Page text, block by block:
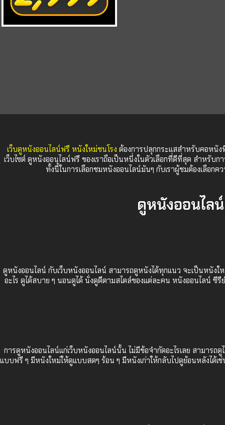
เว็บดูหนังออนไลน์ฟรี หนังใหม่ชนโรง ต้องการปลุกกระแสสำหรับคอหนั
เว็บไซต์ ดูหนังออนไลน์ฟรี ของเราถือเป็นหนึ่งในตัวเลือกที่ดีที่สุด สำหรับ
ทั้งนี้ในการเลือกชมหนังออนไลน์มันๆ กับเราผู้ชมต้องเลือก
ดูหนังออนไล
ดูหนังออนไลน์ กับเว็บหนังออนไลน์ สามารถดูหนังได้ทุกแนว จะเป็นหนังใ
อะไร ดูได้สบาย ๆ นอนดูได้ นั่งดูดีตามสไตล์ของแต่ละคน หนังออนไลน์
การดูหนังออนไลน์แก่เว็บหนังออนไลน์นั้น ไม่มีข้อจำกัดอะไรเลย สามารถ
แบบฟรี ๆ มีหนังใหม่ให้ดูแบบสดๆ ร้อน ๆ มีหนังเก่าให้กลับไปดูย้อนหลังได้